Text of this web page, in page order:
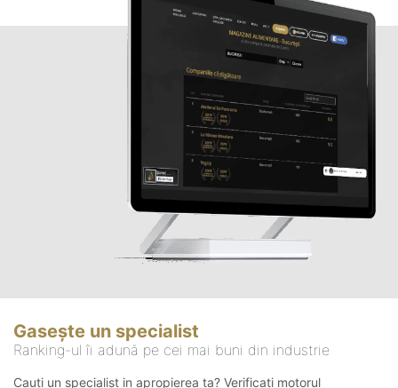
Gasește un specialist
Ranking-ul îi adună pe cei mai buni din industrie
Cauți un specialist in apropierea ta? Verificați motorul